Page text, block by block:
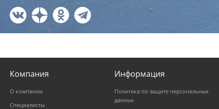
Компания
О компании
Специалисты
Информация
Политика по защите персональных
данных